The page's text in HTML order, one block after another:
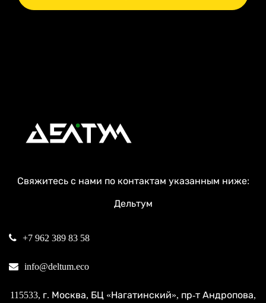
Свяжитесь с нами по контактам указанным ниже:
Дельтум
+7 962 389 83 58
info@deltum.eco
115533, г. Москва, БЦ «Нагатинский», пр-т Андропова,